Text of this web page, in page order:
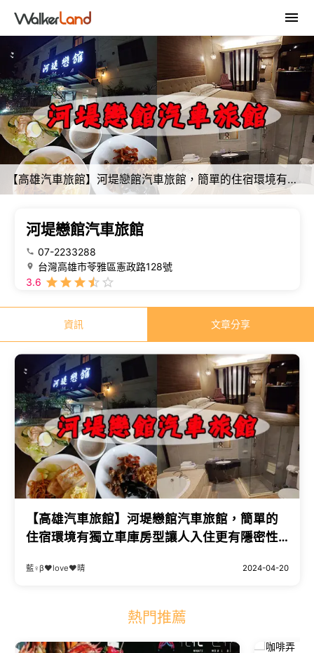
【高雄汽車旅館】河堤戀館汽車旅館，簡單的住宿環境有獨立車庫房型讓人入住更有隱密性跟方便性，設備有年代感但是價格也便宜，自助式早餐可以吃飽飽。高雄旅遊 高雄住宿
河堤戀館汽車旅館
07-2233288
台灣高雄市苓雅區憲政路128號
3.6
資訊 文章分享
【高雄汽車旅館】河堤戀館汽車旅館，簡單的
住宿環境有獨立車庫房型讓人入住更有隱密性
助式早餐可以吃飽飽。高雄旅遊 高雄住宿
藍♀β♥love♥晴 2024-04-20
熱門推薦